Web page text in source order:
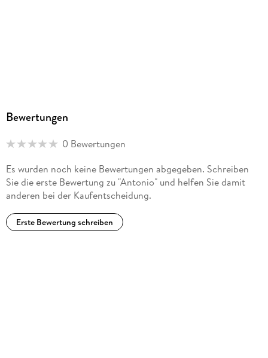
Bewertungen
0 Bewertungen
Es wurden noch keine Bewertungen abgegeben. Schreiben
Sie die erste Bewertung zu "Antonio" und helfen Sie damit
anderen bei der Kaufentscheidung.
Erste Bewertung schreiben